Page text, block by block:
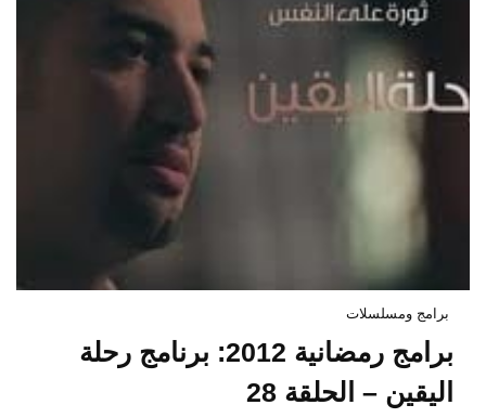
برامج ومسلسلات
برامج رمضانية 2012: برنامج رحلة
اليقين – الحلقة 28